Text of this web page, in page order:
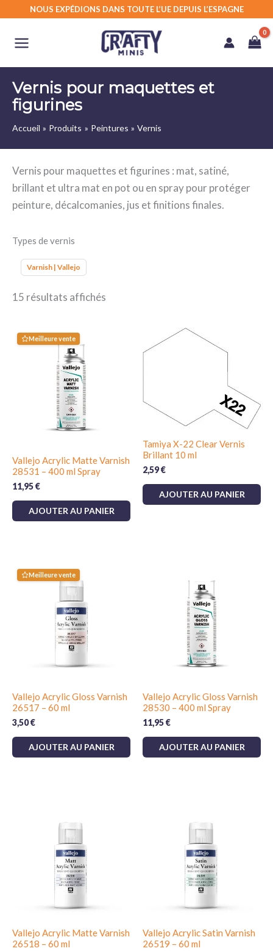
contenu
NOUS EXPÉDIONS DANS TOUTE L’UE DEPUIS L’ESPAGNE
Vernis pour maquettes et
figurines
Accueil Produits Peintures Vernis
Vernis pour maquettes et figurines : mat, satiné,
brillant et ultra mat en pot ou en spray pour protéger
peinture, décalcomanies, jus et finitions finales.
Types de vernis
Varnish | Vallejo
15 résultats affichés
Meilleure vente
Vallejo Acrylic Matte Varnish
28531 – 400 ml Spray
11,95€
AJOUTER AU PANIER
Tamiya X-22 Clear Vernis
Brillant 10 ml
2,59€
AJOUTER AU PANIER
Meilleure vente
Vallejo Acrylic Gloss Varnish
26517 – 60 ml
3,50€
AJOUTER AU PANIER
Vallejo Acrylic Gloss Varnish
28530 – 400 ml Spray
11,95€
AJOUTER AU PANIER
Vallejo Acrylic Matte Varnish
26518 – 60 ml
Vallejo Acrylic Satin Varnish
26519 – 60 ml